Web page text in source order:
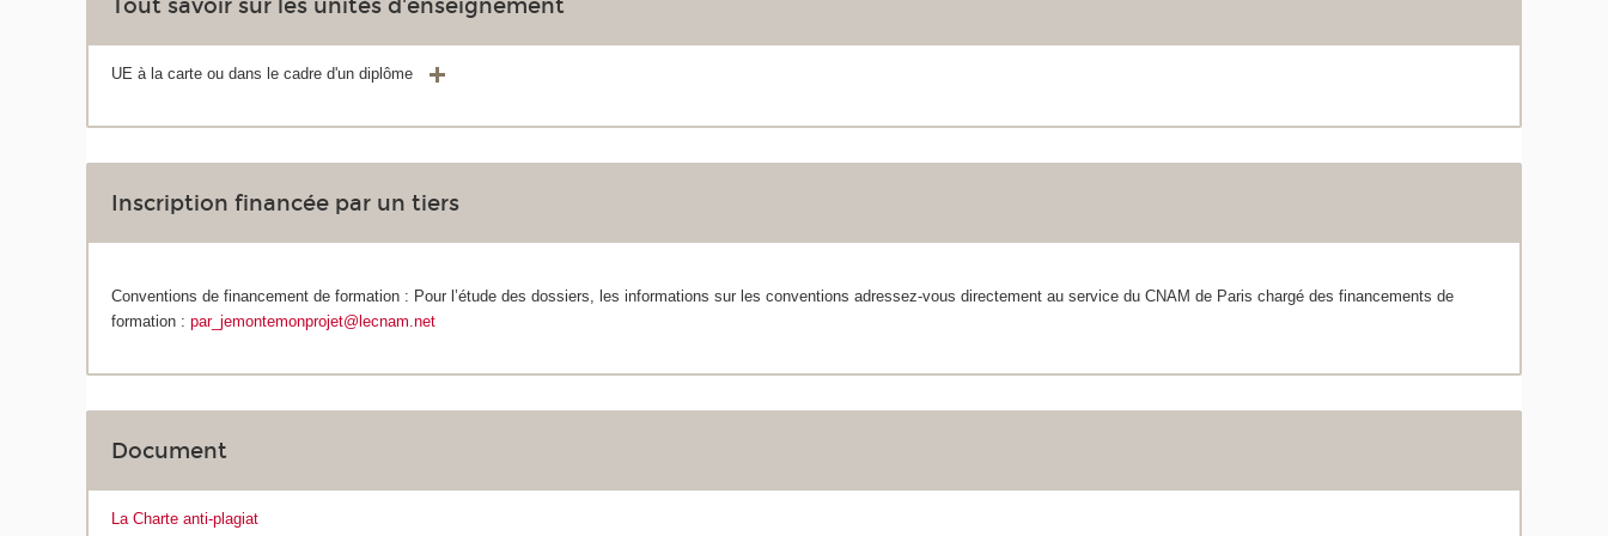
Tout savoir sur les unités d'enseignement
UE à la carte ou dans le cadre d'un diplôme
Inscription financée par un tiers
Conventions de financement de formation : Pour l’étude des dossiers, les informations sur les conventions adressez-vous directement au service du CNAM de Paris chargé des financements de
formation :par_jemontemonprojet@lecnam.net
Document
La Charte anti-plagiat